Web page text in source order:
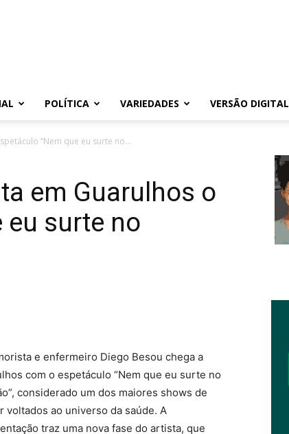
POLÍTICA VARIEDADES VERSÃO DIGITAL
“Nem que eu surte no...
em Guarulhos o
eu surte no
e enfermeiro Diego Besou chega a
com o espetáculo “Nem que eu surte no
considerado um dos maiores shows de
voltados ao universo da saúde. A
traz uma nova fase do artista, que